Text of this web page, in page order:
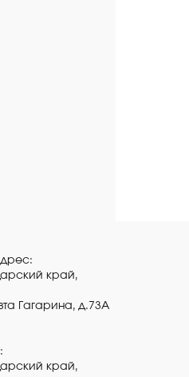
край,
Гагарина, д.73А
край,